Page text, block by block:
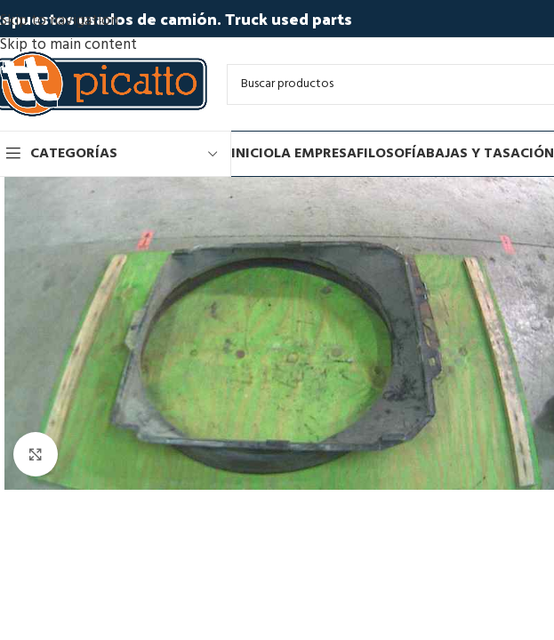
Skip to navigation
Skip to main content
usados de camión. Truck used parts
CATEGORÍAS INICIOLA EMPRESAFILOSOFÍABAJAS Y TASACIÓN
Click to enlarge